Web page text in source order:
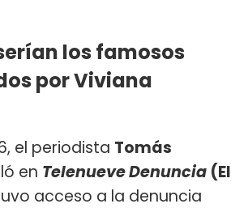
los famosos
por Viviana
el periodista Tomás
en Telenueve Denuncia (El
acceso a la denuncia